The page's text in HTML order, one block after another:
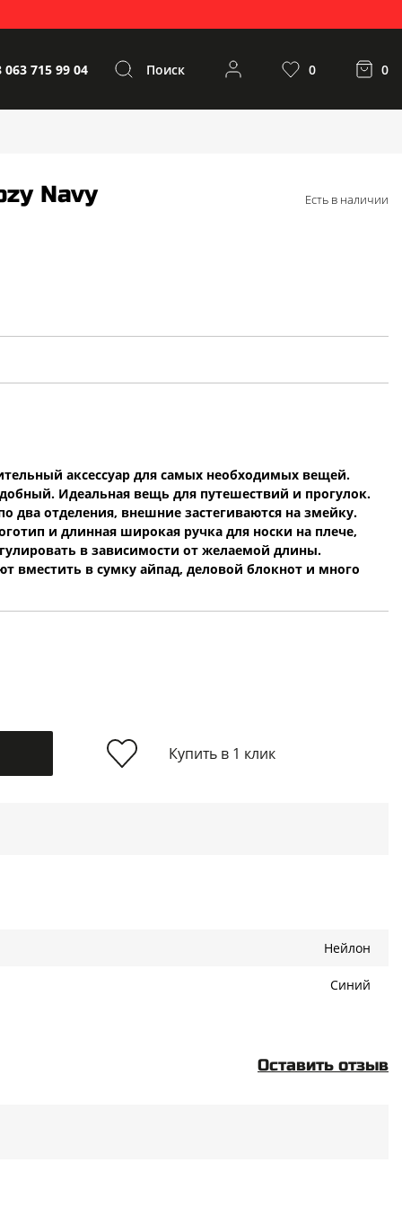
063 715 99 04 Поиск 0 0
Navy Есть в наличии
аксессуар для самых необходимых вещей.
Идеальная вещь для путешествий и прогулок.
два отделения, внешние застегиваются на змейку.
и длинная широкая ручка для носки на плече,
в зависимости от желаемой длины.
вместить в сумку айпад, деловой блокнот и много
Купить в 1 клик
Нейлон
Синий
Оставить отзыв